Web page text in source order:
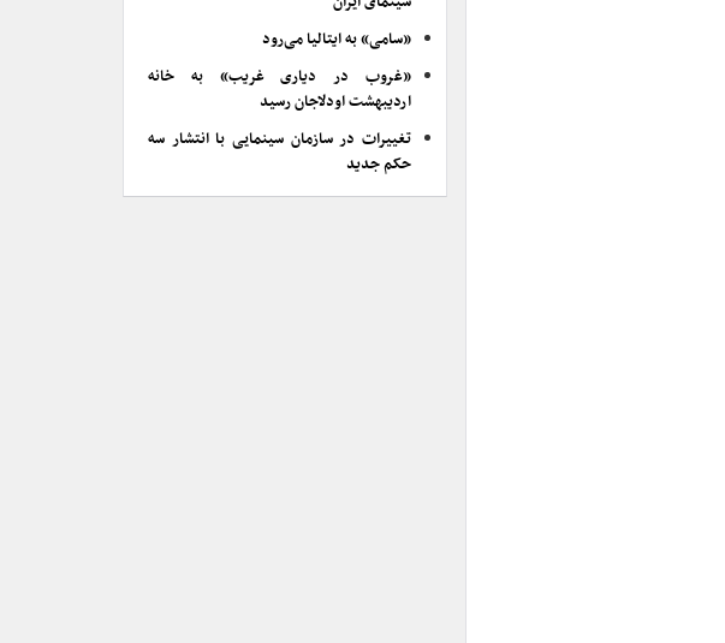
«سامی» به ایتالیا می‌رود
«غروب در دیاری غریب» به خانه
اردیبهشت اودلاجان رسید
تغییرات در سازمان سینمایی با انتشار سه
حکم جدید